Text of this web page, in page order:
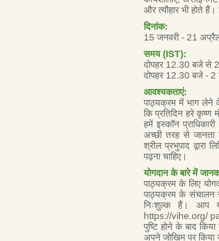
और त्यौहार भी होते
दिनांक:
15 जनवरी - 21
समय (IST):
दोपहर 12.30 बजे से
दोपहर 12.30 बजे -
आवश्यकताएं:
पाठ्यक्रम में भाग लेने
कि प्रतिदिन हरे कृष्ण
हमें इस्कॉन
अच्छी तरह से जानता
श्रील प्रभुपाद
पढ़ना चाहिए।
योगदान के बारे में
पाठ्यक्रम के लिए
पाठ्यक्रम के संचालन
निःशुल्क हैं। आप
https://vihe.org/
पुष्टि होने के बाद
अपने जोखिम पर किया